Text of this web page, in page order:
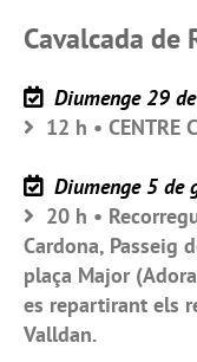
Cavalcada de
Diumenge 29
12 h • CENTRE
Diumenge 5 de
20 h •
Cardona, Passeig
plaça Major
es repartirant els
Valldan.